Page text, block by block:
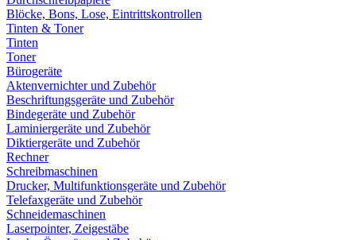
Blöcke, Bons, Lose, Eintrittskontrollen
Tinten & Toner
Tinten
Toner
Bürogeräte
Aktenvernichter und Zubehör
Beschriftungsgeräte und Zubehör
Bindegeräte und Zubehör
Laminiergeräte und Zubehör
Diktiergeräte und Zubehör
Rechner
Schreibmaschinen
Drucker, Multifunktionsgeräte und Zubehör
Telefaxgeräte und Zubehör
Schneidemaschinen
Laserpointer, Zeigestäbe